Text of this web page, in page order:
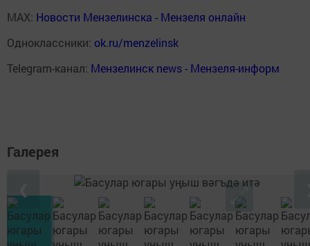
MAX: Новости Мензелинска - Мензеля онлайн
Одноклассники: ok.ru/menzelinsk
Telegram-канал: Мензелинск news - Мензеля-информ
Галерея